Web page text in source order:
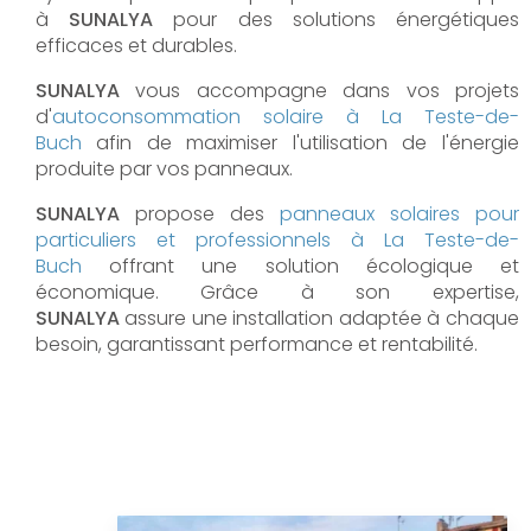
à SUNALYA pour des solutions énergétiques
efficaces et durables.
SUNALYA vous accompagne dans vos projets
d'autoconsommation solaire à La Teste-de-
Buch afin de maximiser l'utilisation de l'énergie
produite par vos panneaux.
SUNALYA propose des panneaux solaires pour
particuliers et professionnels à La Teste-de-
Buch offrant une solution écologique et
économique. Grâce à son expertise,
SUNALYA assure une installation adaptée à chaque
besoin, garantissant performance et rentabilité.